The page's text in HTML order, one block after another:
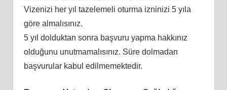
Vizenizi her yıl tazelemeli oturma izninizi 5 yıla
göre almalısınız.
5 yıl dolduktan sonra başvuru yapma hakkınız
olduğunu unutmamalısınız. Süre dolmadan
başvurular kabul edilmemektedir.